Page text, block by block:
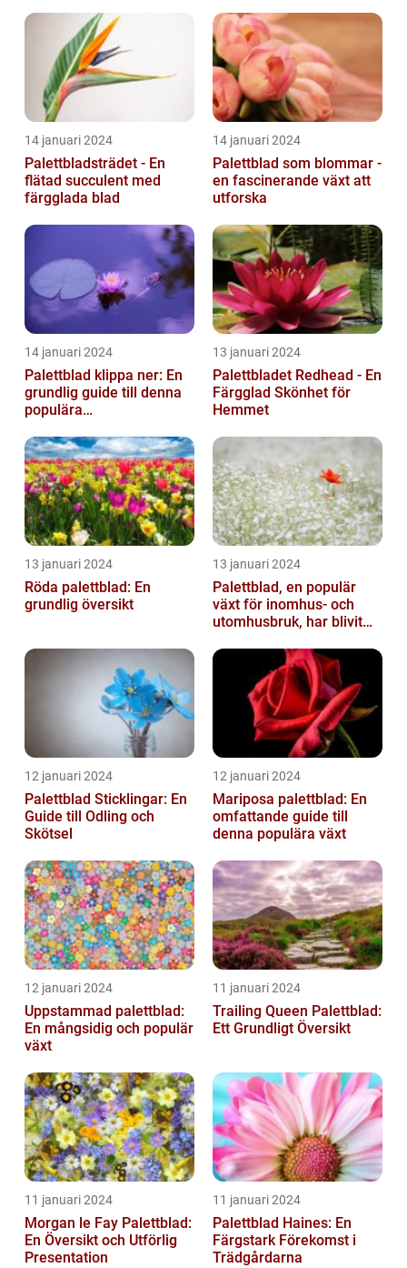
14 januari 2024
Palettbladsträdet - En
flätad succulent med
färgglada blad
14 januari 2024
Palettblad som blommar -
en fascinerande växt att
utforska
14 januari 2024
Palettblad klippa ner: En
grundlig guide till denna
populära
13 januari 2024
Palettbladet Redhead - En
Färgglad Skönhet för
Hemmet
13 januari 2024
Röda palettblad: En
grundlig översikt
13 januari 2024
Palettblad, en populär
växt för inomhus- och
utomhusbruk, har blivit
trädg...
12 januari 2024
Palettblad Sticklingar: En
Guide till Odling och
Skötsel
12 januari 2024
Mariposa palettblad: En
omfattande guide till
denna populära växt
12 januari 2024
Uppstammad palettblad:
En mångsidig och populär
växt
11 januari 2024
Trailing Queen Palettblad:
Ett Grundligt Översikt
11 januari 2024
Morgan le Fay Palettblad:
En Översikt och Utförlig
Presentation
11 januari 2024
Palettblad Haines: En
Färgstark Förekomst i
Trädgårdarna